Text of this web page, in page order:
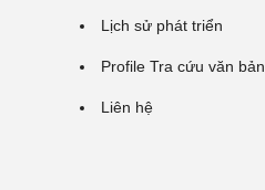
Lịch sử phát triển
Profile Tra cứu văn bản
Liên hệ